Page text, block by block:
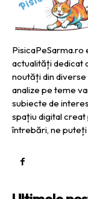
PisicaPeSarma.ro
actualități dedicat
noutăți din
analize pe teme
subiecte de
spațiu digital
întrebări, ne